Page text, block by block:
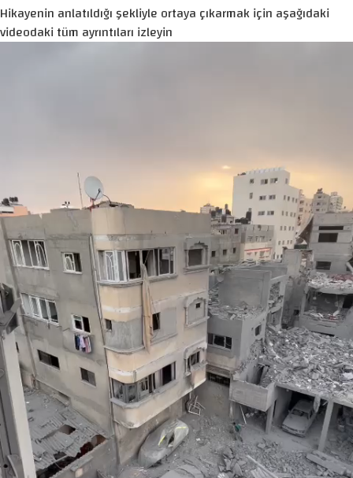
Hikayenin anlatıldığı şekliyle ortaya çıkarmak için aşağıdaki
videodaki tüm ayrıntıları izleyin